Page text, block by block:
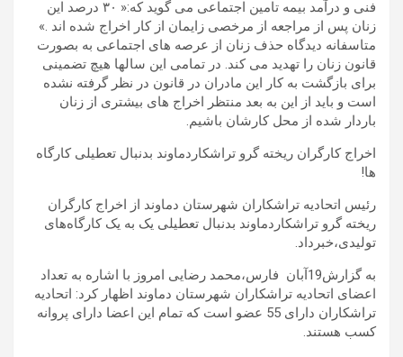
فنی و درآمد بیمه تامین اجتماعی می گوید که:« ۳۰ درصد این
زنان پس از مراجعه از مرخصی زایمان از کار اخراج شده اند .»
متاسفانه دیدگاه حذف زنان از عرصه های اجتماعی به بصورت
قانون زنان را تهدید می کند. در تمامی این سالها هیچ تضمینی
برای بازگشت به کار این مادران در قانون در نظر گرفته نشده
است و باید از این به بعد منتظر اخراج های بیشتری از زنان
باردار شده از محل کارشان باشیم.
اخراج کارگران ریخته گرو تراشکاردماوند بدنبال تعطیلی کارگاه
ها!
رئیس اتحادیه تراشکاران شهرستان دماوند از اخراج کارگران
ریخته گرو تراشکاردماوند بدنبال تعطیلی یک ‌به ‌یک کارگاه‌های
تولیدی،خبرداد.
به گزارش19آبان فارس،محمد رضایی امروز با اشاره به تعداد
اعضای اتحادیه تراشکاران شهرستان دماوند اظهار کرد: اتحادیه
تراشکاران دارای 55 عضو است که تمام این اعضا دارای پروانه
کسب هستند.